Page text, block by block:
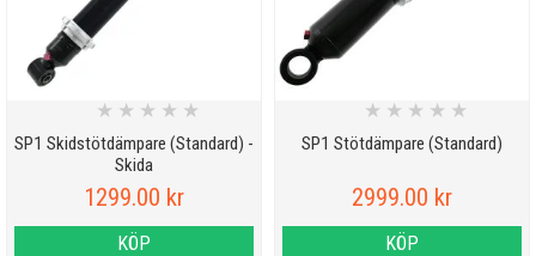
SP1 Skidstötdämpare (Standard) -
Skida
★ ★ ★ ★ ★
1299.00 kr
KÖP
SP1 Stötdämpare (Standard)
★ ★ ★ ★ ★
2999.00 kr
KÖP